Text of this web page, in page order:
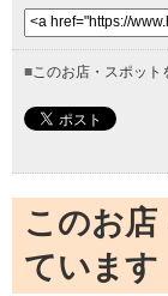
■ このお店・スポット
このお
ています